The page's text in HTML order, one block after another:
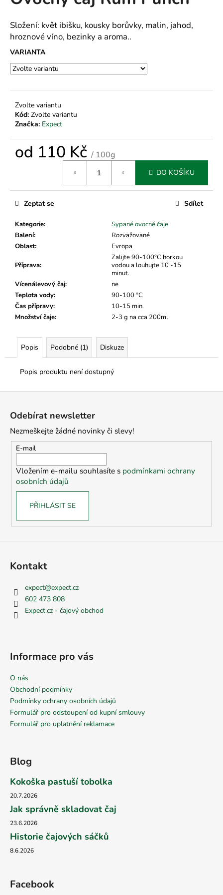
z
5
hvězdiček.
Složení: květ ibišku, kousky borůvky, malin, jahod,
hroznové víno, bezinky a aroma..
VARIANTA
Zvolte variantu
Kód: Zvolte variantu
Značka: Expect
od 110 Kč / 100g
DO KOŠÍKU
Kategorie:
Sypané ovocné čaje
Balení:
Rozvažované
Oblast: Evropa
Příprava:
Zalijte 90-100°C horkou
vodou a louhujte 10 -15
minut.
Vícenálevový čaj:
ne
Teplota vody:
90-100 °C
Čas přípravy:
10-15 min.
Množství čaje: 2-3 g na cca 200ml
Zeptat se Sdílet
Popis Podobné (1) Diskuze
Popis produktu není dostupný
j
í
t
?
HLEDAT
D
o
u
m
e
Odebírat newsletter
Nezmeškejte žádné novinky či slevy!
E-mail
Vložením e-mailu souhlasíte s podmínkami ochrany
osobních údajů
PŘIHLÁSIT SE
Kontakt
expect@expect.cz
602 473 808
Expect.cz - čajový obchod
Informace pro vás
O nás
Obchodní podmínky
Podmínky ochrany osobních údajů
Formulář pro odstoupení od kupní smlouvy
Formulář pro uplatnění reklamace
Blog
Kokoška pastuší tobolka
20.7.2026
Jak správně skladovat čaj
23.6.2026
Historie čajových sáčků
8.6.2026
Facebook